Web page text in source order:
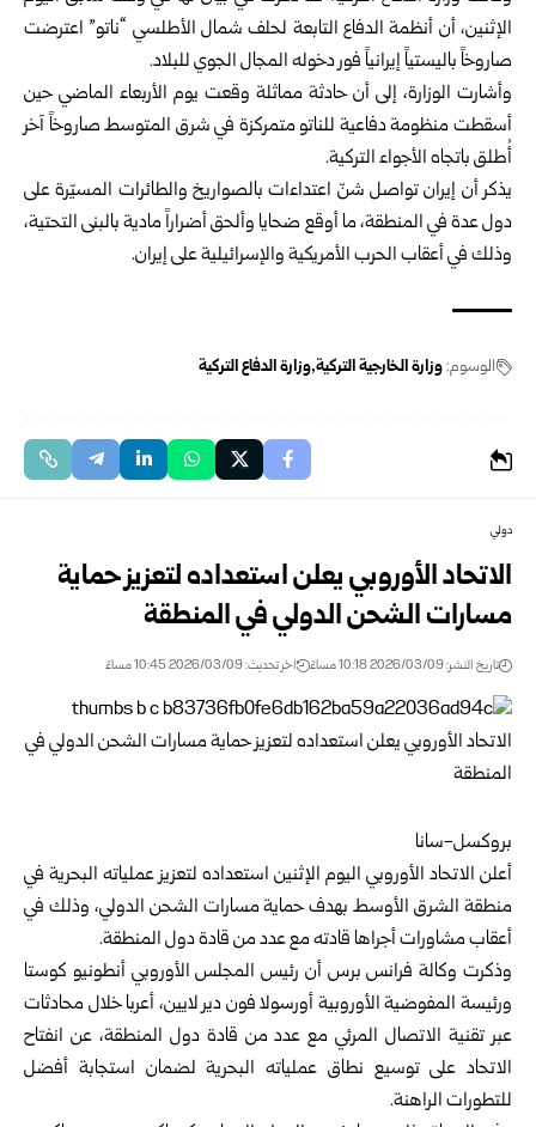
الإثنين، أن أنظمة الدفاع التابعة لحلف شمال الأطلسي “ناتو” اعترضت
صاروخاً باليستياً إيرانياً فور دخوله المجال الجوي للبلاد.
وأشارت الوزارة، إلى أن حادثة مماثلة وقعت يوم الأربعاء الماضي حين
أسقطت منظومة دفاعية للناتو متمركزة في شرق المتوسط صاروخاً آخر
أُطلق باتجاه الأجواء التركية.
يذكر أن إيران تواصل شنّ اعتداءات بالصواريخ والطائرات المسيّرة على
دول عدة في المنطقة، ما أوقع ضحايا وألحق أضراراً مادية بالبنى التحتية،
وذلك في أعقاب الحرب الأمريكية والإسرائيلية على إيران.
الوسوم:وزارة الخارجية التركية وزارة الدفاع التركية
دولي
الاتحاد الأوروبي يعلن استعداده لتعزيز حماية
مسارات الشحن الدولي في المنطقة
تاريخ النشر: 2026/03/09 10:18 مساءً اخر تحديث: 2026/03/09 10:45 مساءً
بروكسل-سانا
أعلن الاتحاد الأوروبي اليوم الإثنين استعداده لتعزيز عملياته البحرية في
منطقة الشرق الأوسط بهدف حماية مسارات الشحن الدولي، وذلك في
أعقاب مشاورات أجراها قادته مع عدد من قادة دول المنطقة.
وذكرت وكالة فرانس برس أن رئيس المجلس الأوروبي أنطونيو كوستا
ورئيسة المفوضية الأوروبية أورسولا فون دير لايين، أعربا خلال محادثات
عبر تقنية الاتصال المرئي مع عدد من قادة دول المنطقة، عن انفتاح
الاتحاد على توسيع نطاق عملياته البحرية لضمان استجابة أفضل
للتطورات الراهنة.